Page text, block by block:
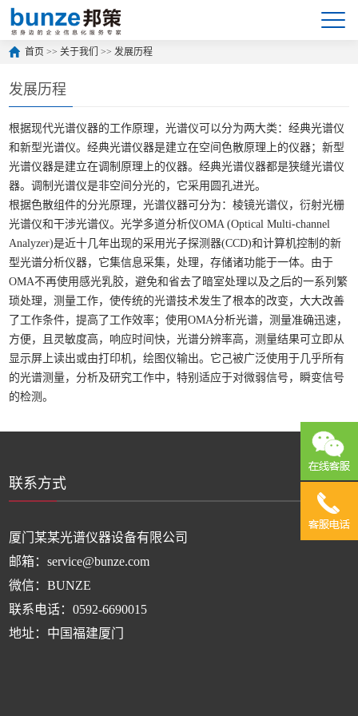
首页 >>关于我们 >>发展历程
发展历程
根据现代光谱仪器的工作原理，光谱仪可以分为两大类：经典光谱仪
和新型光谱仪。经典光谱仪器是建立在空间色散原理上的仪器；新型
光谱仪器是建立在调制原理上的仪器。经典光谱仪器都是狭缝光谱仪
器。调制光谱仪是非空间分光的，它采用圆孔进光。
根据色散组件的分光原理，光谱仪器可分为：棱镜光谱仪，衍射光栅
光谱仪和干涉光谱仪。光学多道分析仪OMA (Optical Multi-channel
Analyzer)是近十几年出现的采用光子探测器(CCD)和计算机控制的新
型光谱分析仪器，它集信息采集，处理，存储诸功能于一体。由于
OMA不再使用感光乳胶，避免和省去了暗室处理以及之后的一系列繁
琐处理，测量工作，使传统的光谱技术发生了根本的改变，大大改善
了工作条件，提高了工作效率；使用OMA分析光谱，测量准确迅速，
方便，且灵敏度高，响应时间快，光谱分辨率高，测量结果可立即从
显示屏上读出或由打印机，绘图仪输出。它己被广泛使用于几乎所有
的光谱测量，分析及研究工作中，特别适应于对微弱信号，瞬变信号
的检测。
联系方式
厦门某某光谱仪器设备有限公司
邮箱：service@bunze.com
微信：BUNZE
联系电话：0592-6690015
地址：中国福建厦门